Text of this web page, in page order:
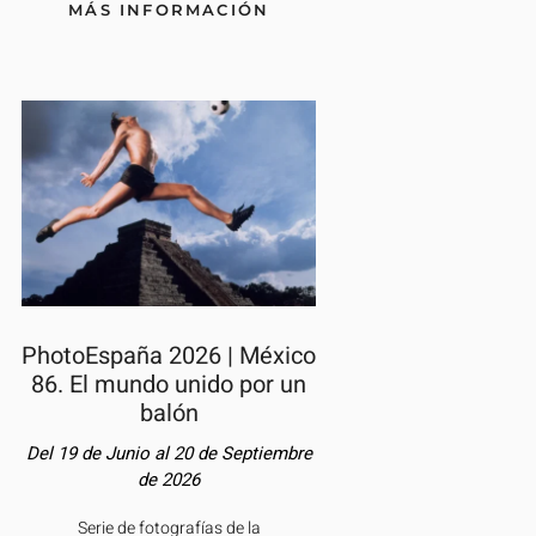
MÁS INFORMACIÓN
PhotoEspaña 2026 | México
86. El mundo unido por un
balón
Del 19 de Junio al 20 de Septiembre
de 2026
Serie de fotografías de la